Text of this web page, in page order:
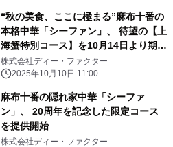
“秋の美食、ここに極まる”麻布十番の
本格中華「シーファン」、 待望の【上
海蟹特別コース】を10月14日より期間
限定で提供開始
株式会社ディー・ファクター
2025年10月10日 11:00
麻布十番の隠れ家中華「シーファ
ン」、 20周年を記念した限定コース
を提供開始
株式会社ディー・ファクター